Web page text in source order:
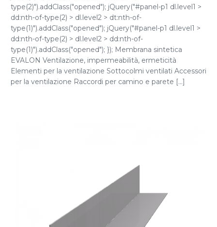
type(2)").addClass("opened"); jQuery("#panel-p1 dl.level1 >
dd:nth-of-type(2) > dl.level2 > dt:nth-of-
type(1)").addClass("opened"); jQuery("#panel-p1 dl.level1 >
dd:nth-of-type(2) > dl.level2 > dd:nth-of-
type(1)").addClass("opened"); }); Membrana sintetica
EVALON Ventilazione, impermeabilità, ermeticità
Elementi per la ventilazione Sottocolmi ventilati Accessori
per la ventilazione Raccordi per camino e parete [...]